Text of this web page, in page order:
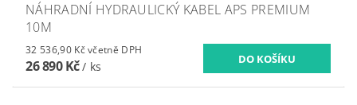
NÁHRADNÍ HYDRAULICKÝ KABEL APS PREMIUM
10M
32 536,90 Kč včetně DPH
26 890 Kč/ ks